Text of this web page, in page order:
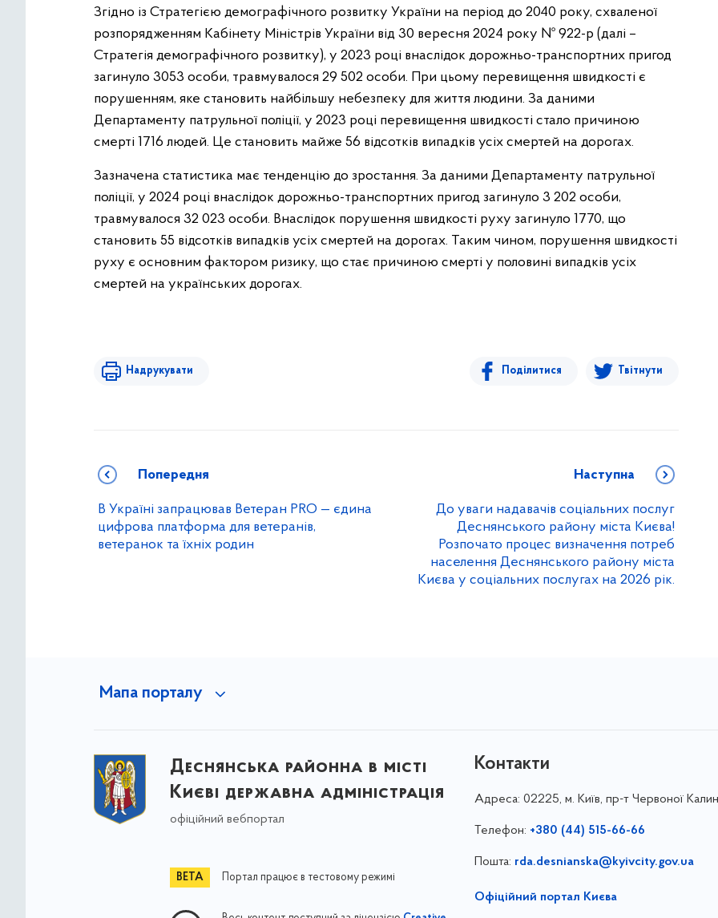
Згідно із Стратегією демографічного розвитку України на період до 2040 року, схваленої
розпорядженням Кабінету Міністрів України від 30 вересня 2024 року № 922-р (далі –
Стратегія демографічного розвитку), у 2023 році внаслідок дорожньо-транспортних пригод
загинуло 3053 особи, травмувалося 29 502 особи. При цьому перевищення швидкості є
порушенням, яке становить найбільшу небезпеку для життя людини. За даними
Департаменту патрульної поліції, у 2023 році перевищення швидкості стало причиною
смерті 1716 людей. Це становить майже 56 відсотків випадків усіх смертей на дорогах.
Зазначена статистика має тенденцію до зростання. За даними Департаменту патрульної
поліції, у 2024 році внаслідок дорожньо-транспортних пригод загинуло 3 202 особи,
травмувалося 32 023 особи. Внаслідок порушення швидкості руху загинуло 1770, що
становить 55 відсотків випадків усіх смертей на дорогах. Таким чином, порушення швидкості
руху є основним фактором ризику, що стає причиною смерті у половині випадків усіх
смертей на українських дорогах.
Надрукувати Поділитися Твітнути
Попередня
В Україні запрацював Ветеран PRO — єдина
цифрова платформа для ветеранів,
ветеранок та їхніх родин
Наступна
До уваги надавачів соціальних послуг
Деснянського району міста Києва!
Розпочато процес визначення потреб
населення Деснянського району міста
Києва у соціальних послугах на 2026 рік.
Мапа порталу
Деснянська районна в місті
Києві державна адміністрація
офіційний вебпортал
Портал працює в тестовому режимі
Контакти
Адреса: 02225, м. Київ, пр-т Червоної
Телефон: +380 (44) 515-66-66
Пошта: rda.desnianska@kyivcity.gov.ua
Офіційний портал Києва